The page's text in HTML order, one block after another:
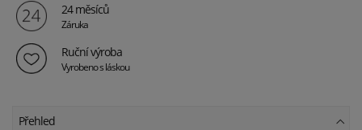
24 měsíců
Záruka
Ruční výroba
Vyrobeno s láskou
Přehled